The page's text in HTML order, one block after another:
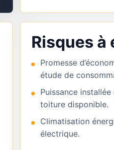
Risques à
Promesse
étude de
Puissance
toiture disponible.
Climatisation
électrique.